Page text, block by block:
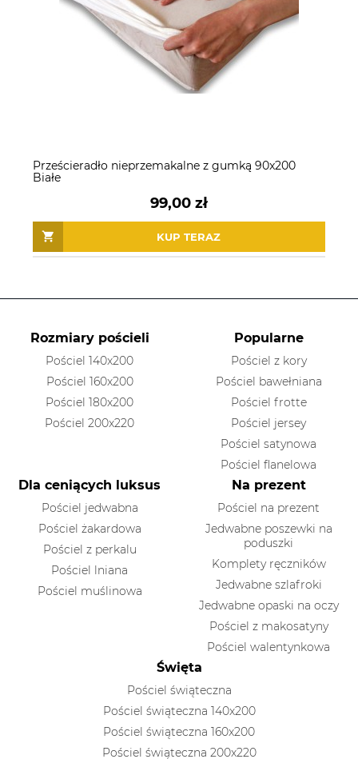
Prześcieradło nieprzemakalne z gumką 90x200
Białe
99,00 zł
KUP TERAZ
Rozmiary pościeli
Pościel 140x200
Pościel 160x200
Pościel 180x200
Pościel 200x220
Popularne
Pościel z kory
Pościel bawełniana
Pościel frotte
Pościel jersey
Pościel satynowa
Pościel flanelowa
Dla ceniących luksus
Pościel jedwabna
Pościel żakardowa
Pościel z perkalu
Pościel lniana
Pościel muślinowa
Na prezent
Pościel na prezent
Jedwabne poszewki na
poduszki
Komplety ręczników
Jedwabne szlafroki
Jedwabne opaski na oczy
Pościel z makosatyny
Pościel walentynkowa
Święta
Pościel świąteczna
Pościel świąteczna 140x200
Pościel świąteczna 160x200
Pościel świąteczna 200x220